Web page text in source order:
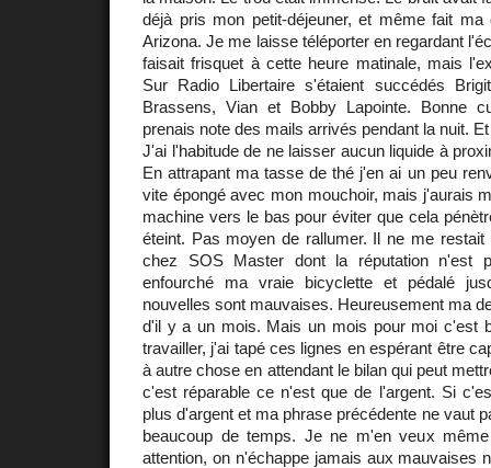
déjà pris mon petit-déjeuner, et même fait ma
Arizona. Je me laisse téléporter en regardant
faisait frisquet à cette heure matinale, mais
Sur Radio Libertaire s'étaient succédés
Brassens, Vian et Bobby Lapointe. Bonne
prenais note des mails arrivés pendant la nuit.
J'ai l'habitude de ne laisser aucun liquide à
En attrapant ma tasse de thé j'en ai un peu
vite épongé avec mon mouchoir, mais j'aurais
machine vers le bas pour éviter que cela
éteint. Pas moyen de rallumer. Il ne me
chez SOS Master dont la réputation n'est
enfourché ma vraie bicyclette et pédalé
nouvelles sont mauvaises. Heureusement ma
d'il y a un mois. Mais un mois pour moi c'est
travailler, j'ai tapé ces lignes en espérant être
à autre chose en attendant le bilan qui peut
c'est réparable ce n'est que de l'argent. Si
plus d'argent et ma phrase précédente ne vaut
beaucoup de temps. Je ne m'en veux
attention, on n'échappe jamais aux mauvaises